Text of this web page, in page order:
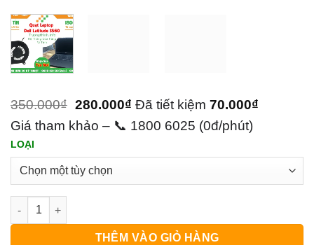
350.000₫ 280.000₫ Đã tiết kiệm 70.000₫
Giá tham khảo – 📞 1800 6025 (0đ/phút)
LOẠI
Quạt Laptop Dell Latitude 3560 số lượng
THÊM VÀO GIỎ HÀNG